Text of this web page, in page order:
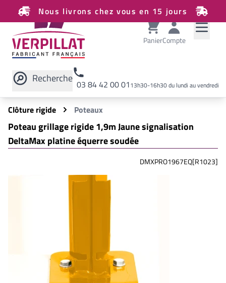
Nous livrons chez vous en 15 jours
PanierCompte
Recherche 03 84 42 00 0113h30-16h30 du lundi au vendredi
Rechercher sur le site
Clôture rigide
Poteaux
Poteau grillage rigide 1,9m Jaune signalisation
DeltaMax platine équerre soudée
DMXPRO1967EQ[R1023]